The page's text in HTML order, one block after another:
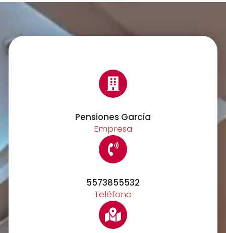
Pensiones García
Empresa
5573855532
Teléfono